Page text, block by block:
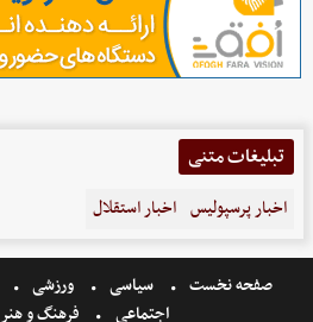
تبلیغات متنی
اخبار پرسپولیس اخبار استقلال
صفحه نخست سیاسی ورزشی
اجتماعی
فرهنگ و هنر